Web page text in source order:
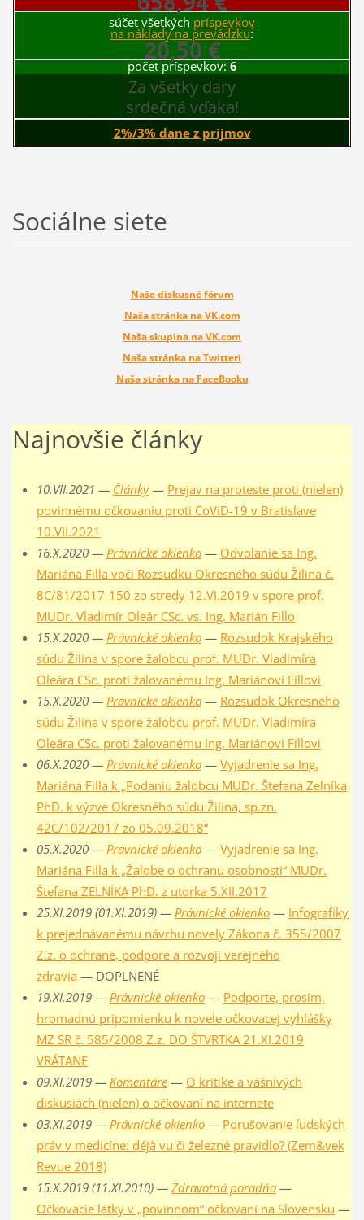
súčet všetkých príspevkov
na náklady na prevádzku:
20,50 €
počet príspevkov: 6
Za všetky dary
srdečná vďaka!
2%/3% dane z príjmov
Sociálne siete
Naše diskusné fórum
Naša stránka na VK.com
Naša skupina na VK.com
Naša stránka na Twitteri
Naša stránka na FaceBooku
Najnovšie články
10.VII.2021 — Články— Prejav na proteste proti (nielen)
povinnému očkovaniu proti CoViD-19 v Bratislave
10.VII.2021
16.X.2020 — Právnické okienko— Odvolanie sa Ing.
Mariána Filla voči Rozsudku Okresného súdu Žilina č.
8C/81/2017-150 zo stredy 12.VI.2019 v spore prof.
MUDr. Vladimír Oleár CSc. vs. Ing. Marián Fillo
15.X.2020 — Právnické okienko— Rozsudok Krajského
súdu Žilina v spore žalobcu prof. MUDr. Vladimíra
Oleára CSc. proti žalovanému Ing. Mariánovi Fillovi
15.X.2020 — Právnické okienko— Rozsudok Okresného
súdu Žilina v spore žalobcu prof. MUDr. Vladimíra
Oleára CSc. proti žalovanému Ing. Mariánovi Fillovi
06.X.2020 — Právnické okienko— Vyjadrenie sa Ing.
Mariána Filla k „Podaniu žalobcu MUDr. Štefana Zelníka
PhD. k výzve Okresného súdu Žilina, sp.zn.
42C/102/2017 zo 05.09.2018“
05.X.2020 — Právnické okienko— Vyjadrenie sa Ing.
Mariána Filla k „Žalobe o ochranu osobnosti“ MUDr.
Štefana ZELNÍKA PhD. z utorka 5.XII.2017
25.XI.2019 (01.XI.2019) — Právnické okienko— Infografiky
k prejednávanému návrhu novely Zákona č. 355/2007
Z.z. o ochrane, podpore a rozvoji verejného
zdravia — DOPLNENÉ
19.XI.2019 — Právnické okienko— Podporte, prosím,
hromadnú pripomienku k novele očkovacej vyhlášky
MZ SR č. 585/2008 Z.z. DO ŠTVRTKA 21.XI.2019
VRÁTANE
09.XI.2019 — Komentáre— O kritike a vášnivých
diskusiách (nielen) o očkovaní na internete
03.XI.2019 — Právnické okienko— Porušovanie ľudských
práv v medicíne: déjà vu či železné pravidlo? (Zem&vek
Revue 2018)
15.X.2019 (11.XI.2010) — Zdravotná poradňa—
Očkovacie látky v „povinnom“ očkovaní na Slovensku —